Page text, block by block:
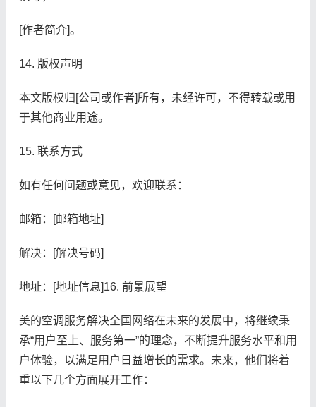
[作者简介]。
14. 版权声明
本文版权归[公司或作者]所有，未经许可，不得转载或用
于其他商业用途。
15. 联系方式
如有任何问题或意见，欢迎联系：
邮箱：[邮箱地址]
解决：[解决号码]
地址：[地址信息]16. 前景展望
美的空调服务解决全国网络在未来的发展中，将继续秉
承“用户至上、服务第一”的理念，不断提升服务水平和用
户体验，以满足用户日益增长的需求。未来，他们将着
重以下几个方面展开工作：